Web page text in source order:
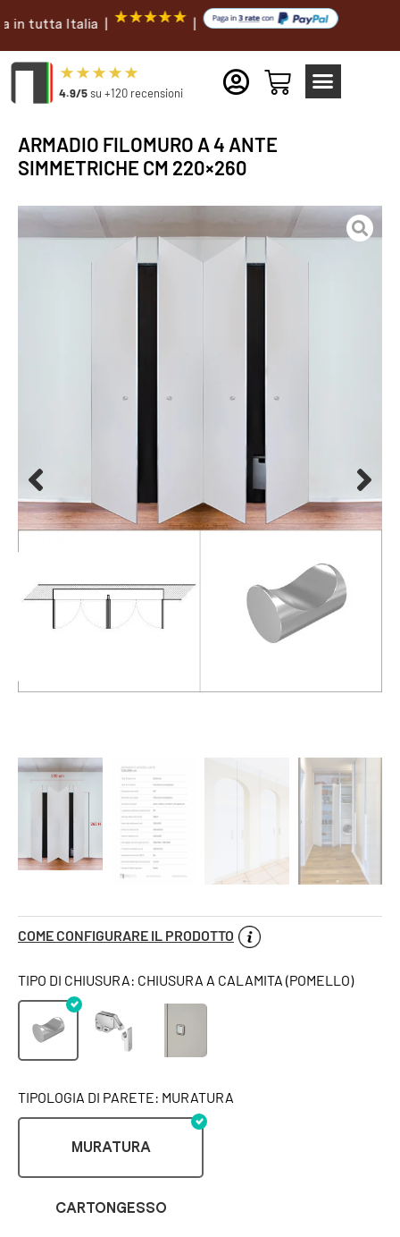
Italia | |
4.9/5su +120 recensioni
ARMADIO FILOMURO A 4 ANTE
SIMMETRICHE CM 220×260
COME CONFIGURARE IL PRODOTTO
TIPO DI CHIUSURA: CHIUSURA A CALAMITA (POMELLO)
TIPOLOGIA DI PARETE: MURATURA
MURATURA
CARTONGESSO